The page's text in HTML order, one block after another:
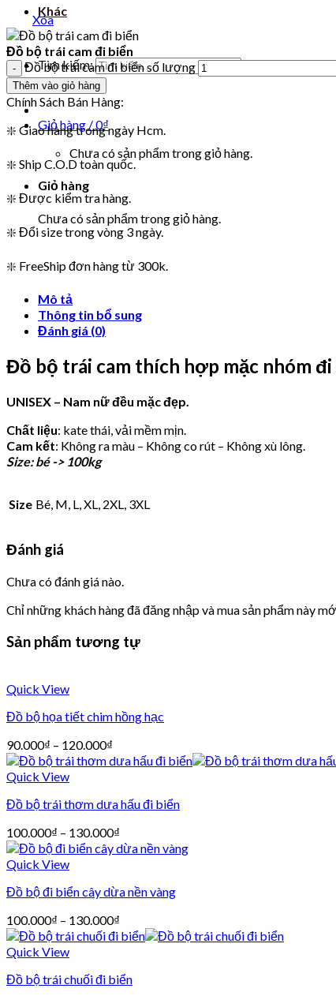
Khác
Tìm kiếm:
Giỏ hàng /0₫
Chưa có sản phẩm trong giỏ hàng.
Giỏ hàng
Chưa có sản phẩm trong giỏ hàng.
Xóa
Đồ bộ trái cam đi biển
Đồ bộ trái cam đi biển số lượng
Thêm vào giỏ hàng
Chính Sách Bán Hàng:
❇️ Giao hàng trong ngày Hcm.
❇️ Ship C.O.D toàn quốc.
❇️ Được kiểm tra hàng.
❇️ Đổi size trong vòng 3 ngày.
❇️ FreeShip đơn hàng từ 300k.
Mô tả
Thông tin bổ sung
Đánh giá (0)
Đồ bộ trái cam thích hợp mặc nhóm
UNISEX – Nam nữ đều mặc đẹp.
Chất liệu: kate thái, vải mềm mịn.
Cam kết: Không ra màu – Không co rút – Không xù lông.
Size: bé -> 100kg
Size Bé, M, L, XL, 2XL, 3XL
Đánh giá
Chưa có đánh giá nào.
Chỉ những khách hàng đã đăng nhập và mua sản phẩm này
Sản phẩm tương tự
Quick View
Đồ bộ họa tiết chim hồng hạc
90.000₫ – 120.000₫
Quick View
Đồ bộ trái thơm dưa hấu đi biển
100.000₫ – 130.000₫
Quick View
Đồ bộ đi biển cây dừa nền vàng
100.000₫ – 130.000₫
Quick View
Đồ bộ trái chuối đi biển